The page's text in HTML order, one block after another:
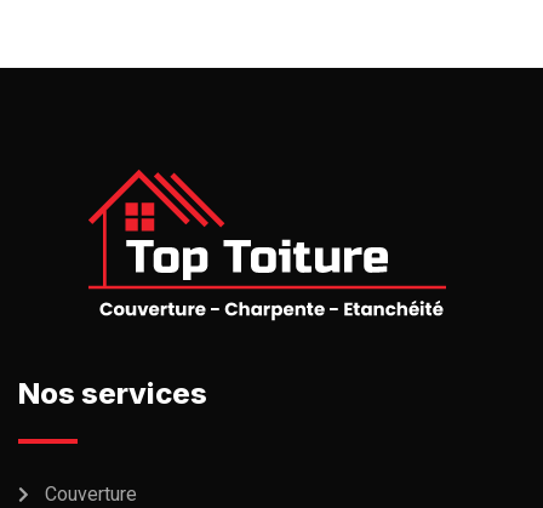
Nos services
Couverture